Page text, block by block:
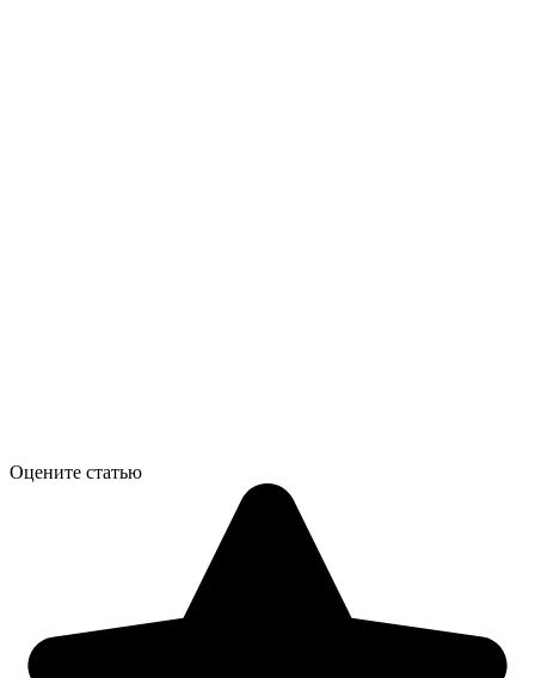
Оцените статью